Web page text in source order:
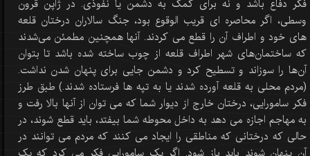
فکر دفاع باشد و نه برای کمک به دشمن یا نفوذی. در ژاپن قرون
وسطی، اگر محاصره ای قریب الوقوع بود، جنگ سالاران درختان قلعه
های خود و اطراف آن را قطع می کردند. آنها همچنین مطمئن می‌شدند
که ساختمان‌های شهر اطراف قلعه از چوب ساخته شده باشد تا بتوان
آن‌ها را سوزاند و تسطیح کرد و دشمن جایی برای پنهان شدن نداشت.
(مردم محلی به قلعه آورده شدند یا به تپه ها فرستاده شدند.) طبق طرز
فکر سامورایی، درختان خارج از دیوار شما که می توان از آنها بالا رفت و
به مهاجم اجازه می دهد به داخل محوطه شما بیفتد، باید قطع شوند، در
حالی که درختانی که مناطقی را ایجاد می کنند که مردم می توانند در